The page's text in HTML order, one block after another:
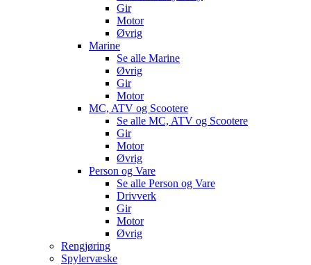
Gir
Motor
Øvrig
Marine
Se alle Marine
Øvrig
Gir
Motor
MC, ATV og Scootere
Se alle MC, ATV og Scootere
Gir
Motor
Øvrig
Person og Vare
Se alle Person og Vare
Drivverk
Gir
Motor
Øvrig
Rengjøring
Spylervæske